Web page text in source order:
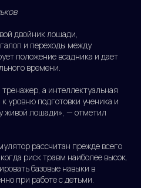
двойник лошади,
и переходы между
положение всадника и дает
времени.
а интеллектуальная
уровню подготовки ученика и
живой лошади», — отметил
рассчитан прежде всего
риск травм наиболее высок.
базовые навыки в
при работе с детьми.